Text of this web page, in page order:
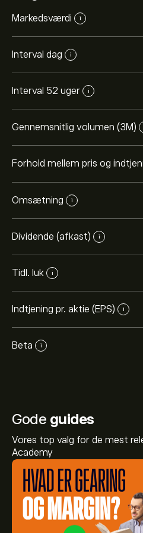
Markedsværdi i
Interval dag i
Interval 52 uger i
Gennemsnitlig volumen (3M)
Forhold mellem pris og
Omsætning i
Dividende (afkast) i
Tidl. luk i
Indtjening pr. aktie (EPS) i
Beta i
Gode guides
Vores top valg for de mest
Academy